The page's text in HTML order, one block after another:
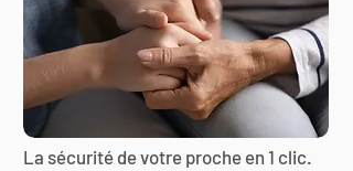
La sécurité de votre proche en 1 clic.